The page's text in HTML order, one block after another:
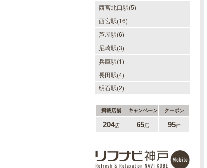
西宮北口駅(5)
西宮駅(16)
芦屋駅(6)
尼崎駅(3)
兵庫駅(1)
長田駅(4)
明石駅(2)
掲載店舗 キャンペーン クーポン
204店 65店 95件